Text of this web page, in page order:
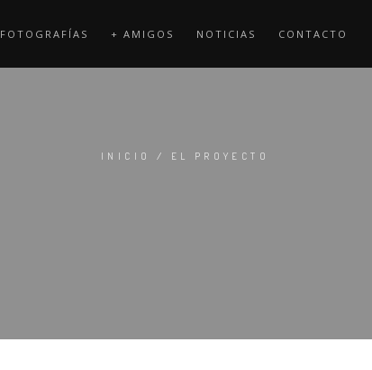
FOTOGRAFÍAS + AMIGOS NOTICIAS CONTACTO
INICIO / EL PROYECTO